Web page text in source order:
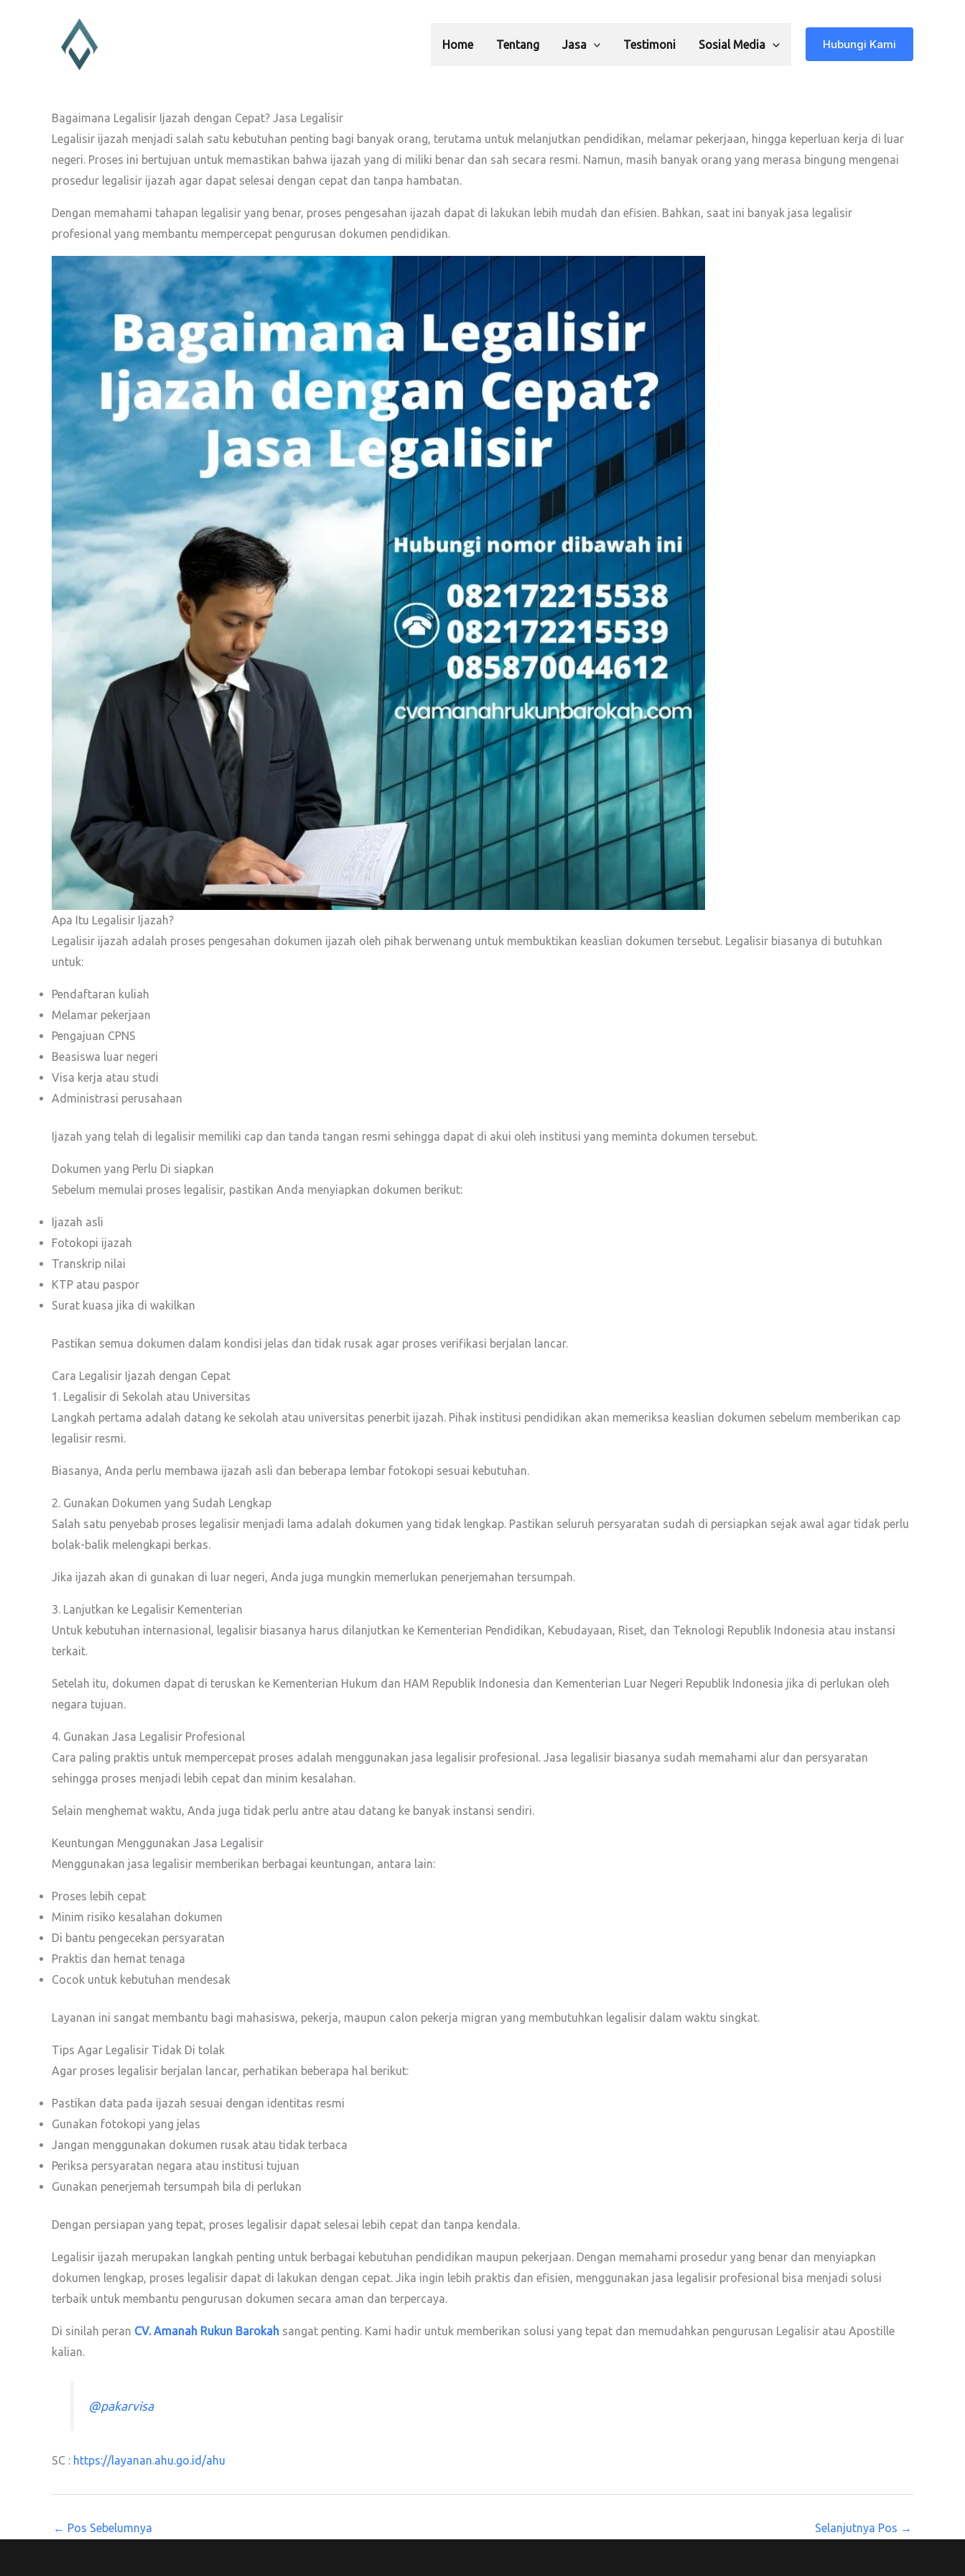
Home Tentang Jasa Testimoni Sosial Media Hubungi Kami
Bagaimana Legalisir Ijazah dengan Cepat? Jasa Legalisir
Legalisir ijazah menjadi salah satu kebutuhan penting bagi banyak orang, terutama untuk melanjutkan pendidikan, melamar pekerjaan, hingga keperluan kerja di luar
negeri. Proses ini bertujuan untuk memastikan bahwa ijazah yang di miliki benar dan sah secara resmi. Namun, masih banyak orang yang merasa bingung mengenai
prosedur legalisir ijazah agar dapat selesai dengan cepat dan tanpa hambatan.
Dengan memahami tahapan legalisir yang benar, proses pengesahan ijazah dapat di lakukan lebih mudah dan efisien. Bahkan, saat ini banyak jasa legalisir
profesional yang membantu mempercepat pengurusan dokumen pendidikan.
Apa Itu Legalisir Ijazah?
Legalisir ijazah adalah proses pengesahan dokumen ijazah oleh pihak berwenang untuk membuktikan keaslian dokumen tersebut. Legalisir biasanya di butuhkan
untuk:
Pendaftaran kuliah
Melamar pekerjaan
Pengajuan CPNS
Beasiswa luar negeri
Visa kerja atau studi
Administrasi perusahaan
Ijazah yang telah di legalisir memiliki cap dan tanda tangan resmi sehingga dapat di akui oleh institusi yang meminta dokumen tersebut.
Dokumen yang Perlu Di siapkan
Sebelum memulai proses legalisir, pastikan Anda menyiapkan dokumen berikut:
Ijazah asli
Fotokopi ijazah
Transkrip nilai
KTP atau paspor
Surat kuasa jika di wakilkan
Pastikan semua dokumen dalam kondisi jelas dan tidak rusak agar proses verifikasi berjalan lancar.
Cara Legalisir Ijazah dengan Cepat
1. Legalisir di Sekolah atau Universitas
Langkah pertama adalah datang ke sekolah atau universitas penerbit ijazah. Pihak institusi pendidikan akan memeriksa keaslian dokumen sebelum memberikan cap
legalisir resmi.
Biasanya, Anda perlu membawa ijazah asli dan beberapa lembar fotokopi sesuai kebutuhan.
2. Gunakan Dokumen yang Sudah Lengkap
Salah satu penyebab proses legalisir menjadi lama adalah dokumen yang tidak lengkap. Pastikan seluruh persyaratan sudah di persiapkan sejak awal agar tidak perlu
bolak-balik melengkapi berkas.
Jika ijazah akan di gunakan di luar negeri, Anda juga mungkin memerlukan penerjemahan tersumpah.
3. Lanjutkan ke Legalisir Kementerian
Untuk kebutuhan internasional, legalisir biasanya harus dilanjutkan ke Kementerian Pendidikan, Kebudayaan, Riset, dan Teknologi Republik Indonesia atau instansi
terkait.
Setelah itu, dokumen dapat di teruskan ke Kementerian Hukum dan HAM Republik Indonesia dan Kementerian Luar Negeri Republik Indonesia jika di perlukan oleh
negara tujuan.
4. Gunakan Jasa Legalisir Profesional
Cara paling praktis untuk mempercepat proses adalah menggunakan jasa legalisir profesional. Jasa legalisir biasanya sudah memahami alur dan persyaratan
sehingga proses menjadi lebih cepat dan minim kesalahan.
Selain menghemat waktu, Anda juga tidak perlu antre atau datang ke banyak instansi sendiri.
Keuntungan Menggunakan Jasa Legalisir
Menggunakan jasa legalisir memberikan berbagai keuntungan, antara lain:
Proses lebih cepat
Minim risiko kesalahan dokumen
Di bantu pengecekan persyaratan
Praktis dan hemat tenaga
Cocok untuk kebutuhan mendesak
Layanan ini sangat membantu bagi mahasiswa, pekerja, maupun calon pekerja migran yang membutuhkan legalisir dalam waktu singkat.
Tips Agar Legalisir Tidak Di tolak
Agar proses legalisir berjalan lancar, perhatikan beberapa hal berikut:
Pastikan data pada ijazah sesuai dengan identitas resmi
Gunakan fotokopi yang jelas
Jangan menggunakan dokumen rusak atau tidak terbaca
Periksa persyaratan negara atau institusi tujuan
Gunakan penerjemah tersumpah bila di perlukan
Dengan persiapan yang tepat, proses legalisir dapat selesai lebih cepat dan tanpa kendala.
Legalisir ijazah merupakan langkah penting untuk berbagai kebutuhan pendidikan maupun pekerjaan. Dengan memahami prosedur yang benar dan menyiapkan
dokumen lengkap, proses legalisir dapat di lakukan dengan cepat. Jika ingin lebih praktis dan efisien, menggunakan jasa legalisir profesional bisa menjadi solusi
terbaik untuk membantu pengurusan dokumen secara aman dan terpercaya.
Di sinilah peran CV. Amanah Rukun Barokah sangat penting. Kami hadir untuk memberikan solusi yang tepat dan memudahkan pengurusan Legalisir atau Apostille
kalian.
@pakarvisa
SC : https://layanan.ahu.go.id/ahu
← Pos Sebelumnya Selanjutnya Pos →